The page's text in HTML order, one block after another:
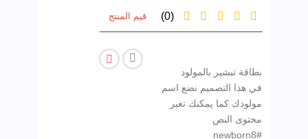
(0) قيم المنتج
في هذا التصميم نضع اسم
مولودك كما يمكنك تغير
#newborn8